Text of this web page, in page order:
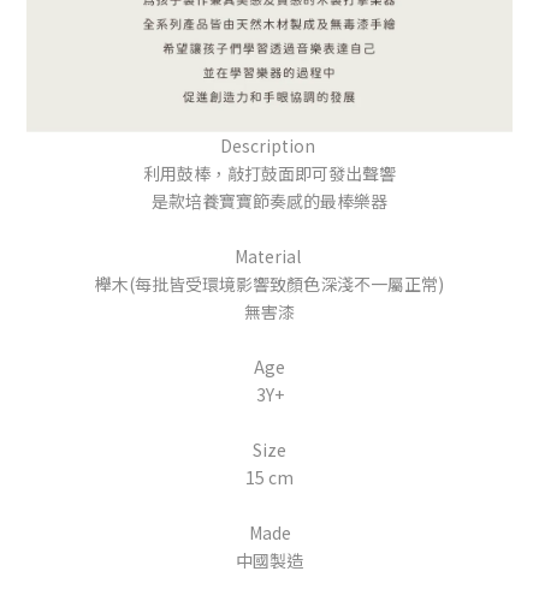
Description
利用鼓棒，敲打鼓面即可發出聲響
是款培養寶寶節奏感的最棒樂器
Material
櫸木(每批皆受環境影響致顏色深淺不一屬正常)
無害漆
Age
3Y+
Size
15 cm
Made
中國製造